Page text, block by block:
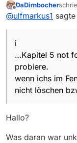
wenn
Offline
DaDirnbocher
@ulfmarkus1
i
…Kapitel 5 not
probiere.
wenn ichs im
nicht löschen
Hallo?
Was daran war